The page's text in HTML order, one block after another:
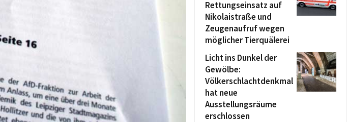
Rettungseinsatz auf
Nikolaistraße und
Zeugenaufruf wegen
möglicher Tierquälerei
Licht ins Dunkel der
Gewölbe:
Völkerschlachtdenkmal
hat neue
Ausstellungsräume
erschlossen